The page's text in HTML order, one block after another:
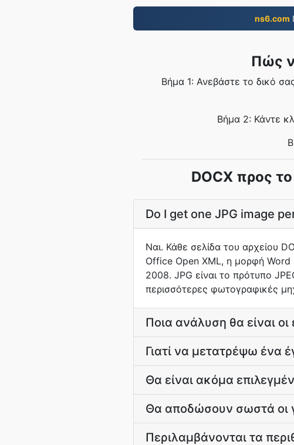
ns6.com
Πώς
Βήμα 1: Ανεβάστε το δικό
Βήμα 2: Κάντε
DOCX προς
Do I get one JPG image
Ναι. Κάθε σελίδα του αρχείου
Office Open XML, η μορφή Word
2008. JPG είναι το πρότυπο
περισσότερες φωτογραφικές
Ποια ανάλυση θα είναι οι
Γιατί να μετατρέψω ένα
Θα είναι ακόμα
Θα αποδώσουν σωστά οι
Περιλαμβάνονται τα